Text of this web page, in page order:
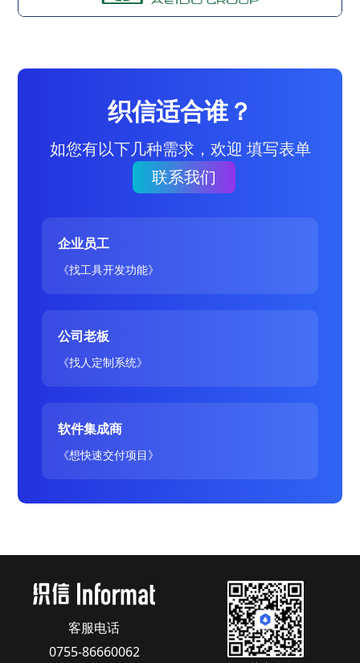
织信适合谁？
如您有以下几种需求，欢迎 填写表单
联系我们
企业员工
《找工具开发功能》
公司老板
《找人定制系统》
软件集成商
《想快速交付项目》
客服电话
0755-86660062